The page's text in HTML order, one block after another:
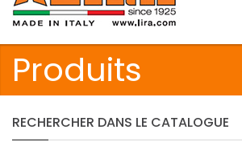
Produits
RECHERCHER DANS LE CATALOGUE